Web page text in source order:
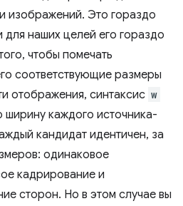
изображений. Это гораздо
наших целей его гораздо
чтобы помечать
соответствующие размеры
отображения, синтаксис w
каждого источника-
кандидат идентичен, за
одинаковое
кадрирование и
сторон. Но в этом случае вы